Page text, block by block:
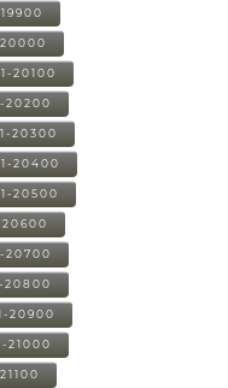
20100
20200
20300
20400
20500
20600
20700
20800
20900
21000